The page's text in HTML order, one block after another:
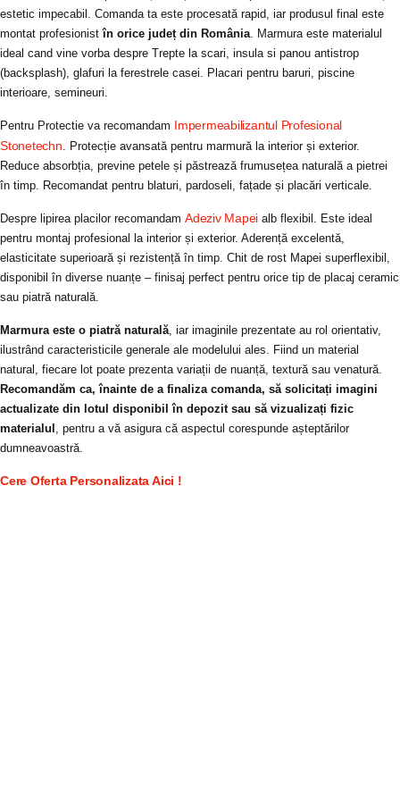
estetic impecabil. Comanda ta este procesată rapid, iar produsul final este
montat profesionistîn orice județ din România . Marmura este materialul
ideal cand vine vorba despre Trepte la scari, insula si panou antistrop
(backsplash), glafuri la ferestrele casei. Placari pentru baruri, piscine
interioare, semineuri.
Pentru Protectie va recomandam Impermeabilizantul Profesional
Stonetechn. Protecție avansată pentru marmură la interior și exterior.
Reduce absorbția, previne petele și păstrează frumusețea naturală a pietrei
în timp. Recomandat pentru blaturi, pardoseli, fațade și placări verticale.
Despre lipirea placilor recomandam Adeziv Mapei alb flexibil. Este ideal
pentru montaj profesional la interior și exterior. Aderență excelentă,
elasticitate superioară și rezistență în timp. Chit de rost Mapei superflexibil,
disponibil în diverse nuanțe – finisaj perfect pentru orice tip de placaj ceramic
sau piatră naturală.
Marmura este o piatră naturală , iar imaginile prezentate au rol orientativ,
ilustrând caracteristicile generale ale modelului ales. Fiind un material
natural, fiecare lot poate prezenta variații de nuanță, textură sau venatură.
Recomandăm ca, înainte de a finaliza comanda, să solicitați imagini
actualizate din lotul disponibil în depozit sau să vizualizați fizic
materialul
, pentru a vă asigura că aspectul corespunde așteptărilor
dumneavoastră.
Cere Oferta Personalizata Aici !